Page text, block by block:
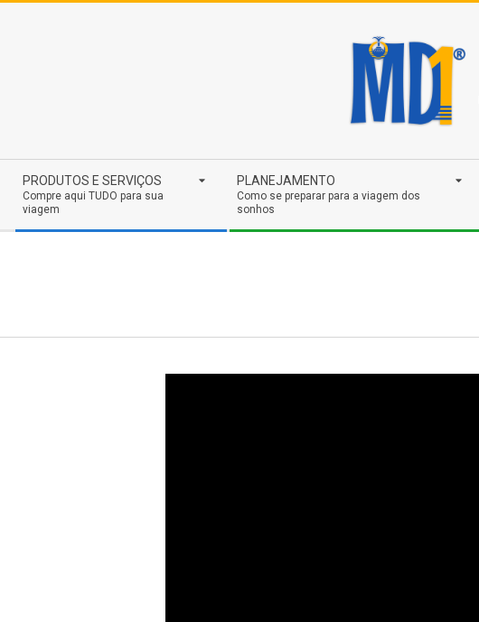
Navigation
Menu
PRODUTOS E SERVIÇOS
Compre aqui TUDO para sua
viagem
PLANEJAMENTO
Como se preparar para a viagem dos
sonhos